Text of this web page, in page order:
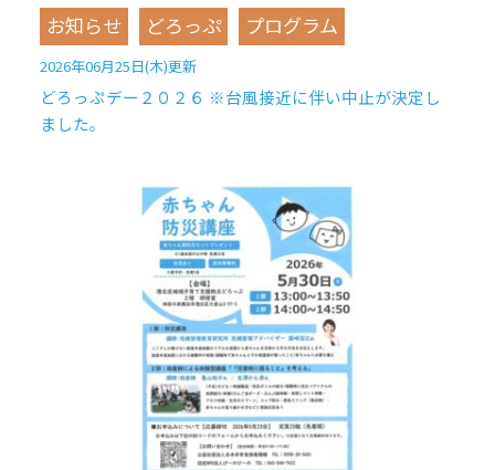
お知らせ どろっぷ プログラム
2026年06月25日(木)更新
どろっぷデー２０２６ ※台風接近に伴い中止が決定し
ました。